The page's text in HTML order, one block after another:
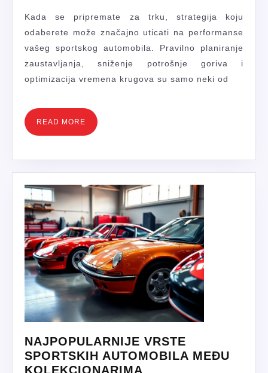
TOKOM
TRKA?
Kada se pripremate za trku, strategija koju
odaberete može značajno uticati na performanse
vašeg sportskog automobila. Pravilno planiranje
zaustavljanja, sniženje potrošnje goriva i
optimizacija vremena krugova su samo neki od
READ MORE READ
MORE
NAJPOPULARNIJE VRSTE
SPORTSKIH AUTOMOBILA MEĐU
KOLEKCIONARIMA